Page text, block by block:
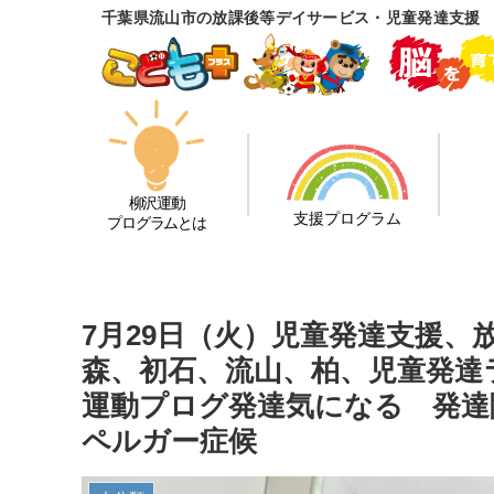
千葉県流山市の放課後等デイサービス・児童発達支
柳沢運動
プログラムとは
支援プログラム
7月29日（火）児童発達支援、
森、初石、流山、柏、児童
運動プログ発達気になる 発
ペルガー症候